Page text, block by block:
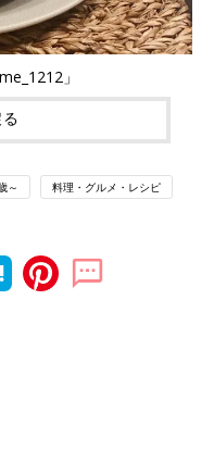
」
～ 料理・グルメ・レシピ